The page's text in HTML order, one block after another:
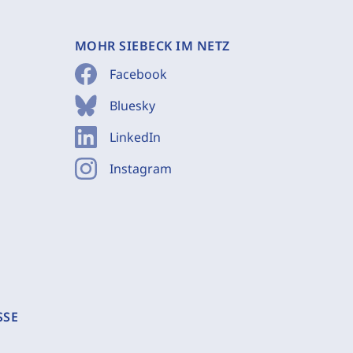
MOHR SIEBECK IM NETZ
Facebook
Bluesky
LinkedIn
Instagram